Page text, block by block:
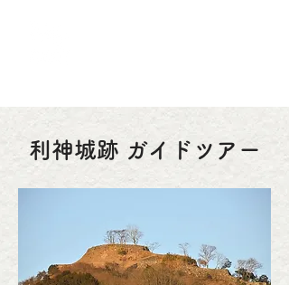
佐用町観光協会 体験事業
利神城跡 ガイドツアー